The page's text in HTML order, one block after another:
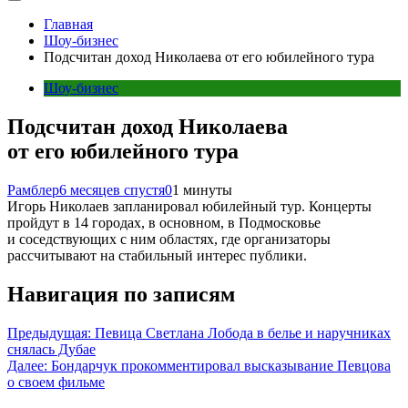
Главная
Шоу-бизнес
Подсчитан доход Николаева от его юбилейного тура
Шоу-бизнес
Подсчитан доход Николаева
от его юбилейного тура
Рамблер6 месяцев спустя01 минуты
Игорь Николаев запланировал юбилейный тур. Концерты
пройдут в 14 городах, в основном, в Подмосковье
и соседствующих с ним областях, где организаторы
рассчитывают на стабильный интерес публики.
Навигация по записям
Предыдущая: Певица Светлана Лобода в белье и наручниках
снялась Дубае
Далее: Бондарчук прокомментировал высказывание Певцова
о своем фильме